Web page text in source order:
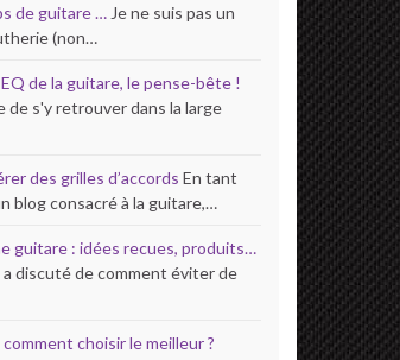
de guitare … Je ne suis pas un
(non…
de la guitare, le pense-bête !
de s'y retrouver dans la large
des grilles d’accords En tant
blog consacré à la guitare,…
guitare : idées recues, produits…
discuté de comment éviter de
choisir le meilleur ?